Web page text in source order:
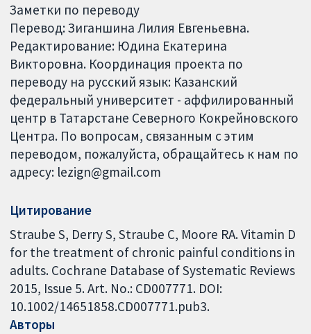
Заметки по переводу
Перевод: Зиганшина Лилия Евгеньевна.
Редактирование: Юдина Екатерина
Викторовна. Координация проекта по
переводу на русский язык: Казанский
федеральный университет - аффилированный
центр в Татарстане Северного Кокрейновского
Центра. По вопросам, связанным с этим
переводом, пожалуйста, обращайтесь к нам по
адресу: lezign@gmail.com
Цитирование
Straube S, Derry S, Straube C, Moore RA. Vitamin D
for the treatment of chronic painful conditions in
adults. Cochrane Database of Systematic Reviews
2015, Issue 5. Art. No.: CD007771. DOI:
10.1002/14651858.CD007771.pub3.
Авторы